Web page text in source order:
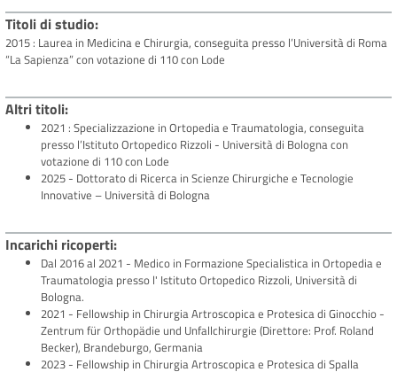
Titoli di studio
2015 : Laurea in Medicina e Chirurgia, conseguita presso l’Università di Roma
“La Sapienza” con votazione di 110 con Lode
Altri titoli
2021 : Specializzazione in Ortopedia e Traumatologia, conseguita
presso l’Istituto Ortopedico Rizzoli - Università di Bologna con
votazione di 110 con Lode
2025 - Dottorato di Ricerca in Scienze Chirurgiche e Tecnologie
Innovative – Università di Bologna
Incarichi ricoperti
Dal 2016 al 2021 - Medico in Formazione Specialistica in Ortopedia e
Traumatologia presso l' Istituto Ortopedico Rizzoli, Università di
Bologna.
2021 - Fellowship in Chirurgia Artroscopica e Protesica di Ginocchio -
Zentrum für Orthopädie und Unfallchirurgie (Direttore: Prof. Roland
Becker), Brandeburgo, Germania
2023 - Fellowship in Chirurgia Artroscopica e Protesica di Spalla